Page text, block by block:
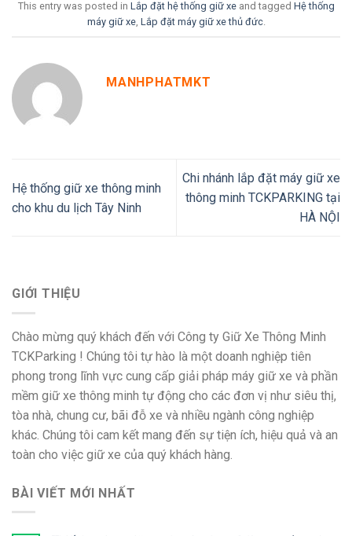
This entry was posted in Lắp đặt hệ thống giữ xeand tagged Hệ thống
máy giữ xe, Lắp đặt máy giữ xe thủ đức.
MANHPHATMKT
Hệ thống giữ xe thông minh
cho khu du lịch Tây Ninh
Chi nhánh lắp đặt máy giữ xe
thông minh TCKPARKING tại
HÀ NỘI
GIỚI THIỆU
Chào mừng quý khách đến với Công ty Giữ Xe Thông Minh
TCKParking ! Chúng tôi tự hào là một doanh nghiệp tiên
phong trong lĩnh vực cung cấp giải pháp máy giữ xe và phần
mềm giữ xe thông minh tự động cho các đơn vị như siêu thị,
tòa nhà, chung cư, bãi đỗ xe và nhiều ngành công nghiệp
khác. Chúng tôi cam kết mang đến sự tiện ích, hiệu quả và an
toàn cho việc giữ xe của quý khách hàng.
BÀI VIẾT MỚI NHẤT